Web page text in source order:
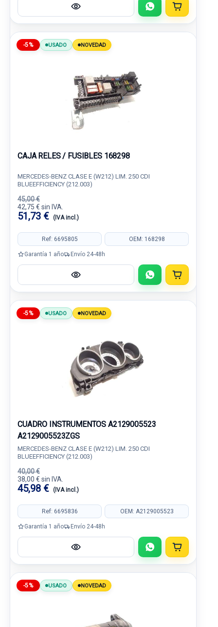
-5% USADO NOVEDAD
CAJA RELES / FUSIBLES 168298
MERCEDES-BENZ CLASE E (W212) LIM. 250 CDI
BLUEEFFICIENCY (212.003)
45,00 €
42,75 € sin IVA.
51,73 € (IVA incl.)
Ref: 6695805 OEM: 168298
Garantía 1 año Envío 24-48h
-5% USADO NOVEDAD
CUADRO INSTRUMENTOS A2129005523
A2129005523ZGS
MERCEDES-BENZ CLASE E (W212) LIM. 250 CDI
BLUEEFFICIENCY (212.003)
40,00 €
38,00 € sin IVA.
45,98 € (IVA incl.)
Ref: 6695836 OEM: A2129005523
Garantía 1 año Envío 24-48h
-5% USADO NOVEDAD